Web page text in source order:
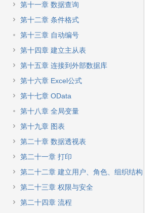
第十一章 数据查询
第十二章 条件格式
第十三章 自动编号
第十四章 建立主从表
第十五章 连接到外部数据库
第十六章 Excel公式
第十七章 OData
第十八章 全局变量
第十九章 图表
第二十章 数据透视表
第二十一章 打印
第二十二章 建立用户、角色、组织结构
第二十三章 权限与安全
第二十四章 流程